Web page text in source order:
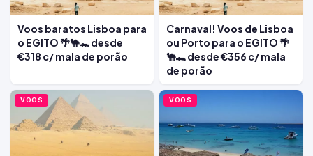
Voos baratos Lisboa para
o EGITO 🌴🐪🐊 desde
€318 c/ mala de porão
Carnaval! Voos de Lisboa
ou Porto para o EGITO 🌴
🐪🐊 desde €356 c/ mala
de porão
VOOS VOOS